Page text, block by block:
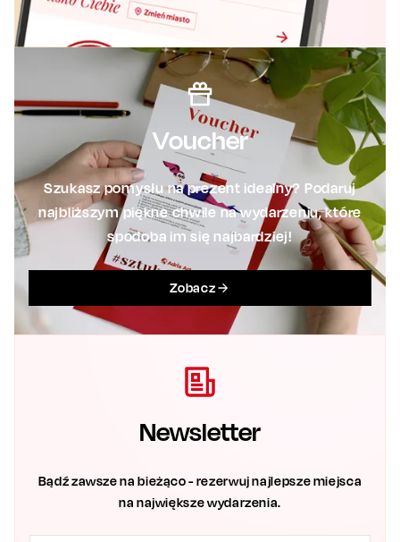
Voucher
Szukasz pomysłu na prezent idealny? Podaruj
najbliższym piękne chwile na wydarzeniu, które
spodoba im się najbardziej!
Zobacz
Newsletter
Bądź zawsze na bieżąco - rezerwuj najlepsze miejsca
na największe wydarzenia.